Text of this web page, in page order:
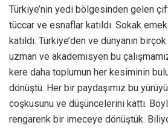
Türkiye’nin yedi bölgesinden gelen
tüccar ve esnaflar katıldı. Sokak
katıldı. Türkiye’den ve dünyanın
uzman ve akademisyen bu
kere daha toplumun her kesiminin
dönüştü. Her bir paydaşımız bu
coşkusunu ve düşüncelerini kattı.
rengarenk bir imeceye dönüştük.